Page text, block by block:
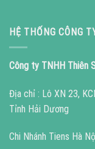
HỆ THỐNG CÔNG
Công ty TNHH Thiên
Địa chỉ : Lô XN 23,
Tỉnh Hải Dương
Chi Nhánh Tiens Hà